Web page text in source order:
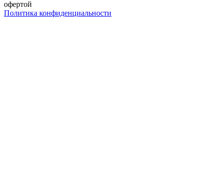
офертой
Политика конфиденциальности